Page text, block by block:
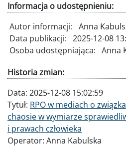
Informacja o udostępnieniu:
Autor informacji: Anna
Data publikacji: 2025-12-08
Osoba udostępniająca: Anna
Historia zmian:
Data: 2025-12-08 15:02:59
Tytuł: RPO w mediach o
chaosie w wymiarze
i prawach człowieka
Operator: Anna Kabulska